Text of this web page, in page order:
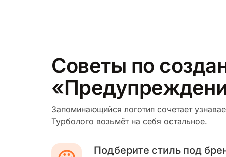
Советы по
Запоминающийся логотип сочетает
Турболого возьмёт на себя остальное.
Подберите стиль под